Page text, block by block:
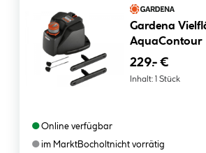
Gardena Vielflächenregner
AquaContour
229.- €
Inhalt: 1 Stück
●Online verfügbar
●im MarktBocholtnicht vorrätig